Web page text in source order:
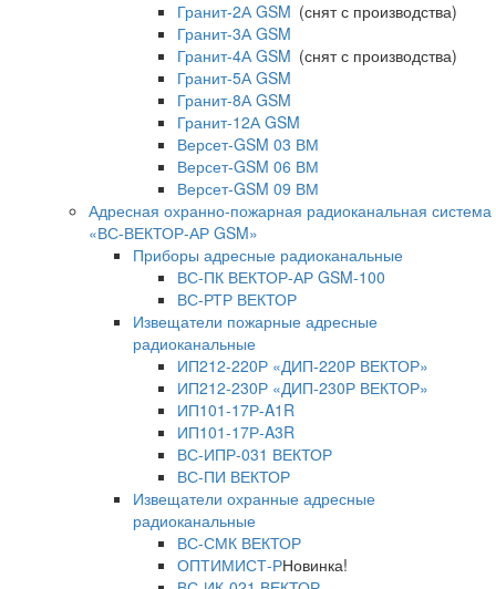
Гранит-2А GSM (снят с производства)
Гранит-3А GSM
Гранит-4А GSM (снят с производства)
Гранит-5А GSM
Гранит-8А GSM
Гранит-12А GSM
Версет-GSM 03 ВМ
Версет-GSM 06 ВМ
Версет-GSM 09 ВМ
Адресная охранно-пожарная радиоканальная система
«ВС-ВЕКТОР-АР GSM»
Приборы адресные радиоканальные
ВС-ПК ВЕКТОР-АР GSM-100
ВС-РТР ВЕКТОР
Извещатели пожарные адресные
радиоканальные
ИП212-220Р «ДИП-220Р ВЕКТОР»
ИП212-230Р «ДИП-230Р ВЕКТОР»
ИП101-17Р-A1R
ИП101-17Р-A3R
ВС-ИПР-031 ВЕКТОР
ВС-ПИ ВЕКТОР
Извещатели охранные адресные
радиоканальные
ВС-СМК ВЕКТОР
ОПТИМИСТ-РНовинка!